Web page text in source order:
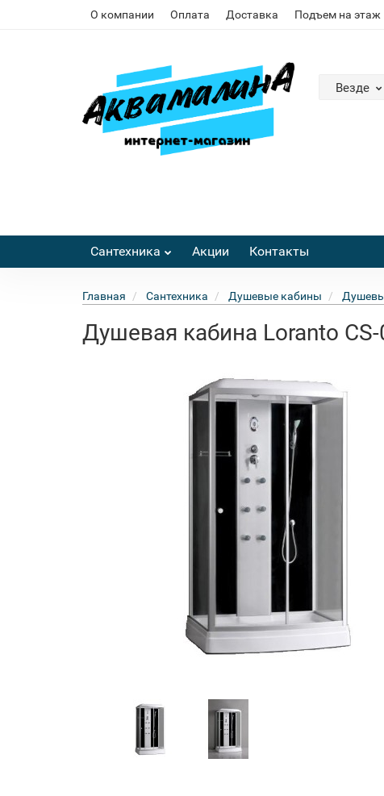
О компании Оплата Доставка Подъем на этаж
Везде
Сантехника Акции Контакты
Главная Сантехника Душевые кабины
Душевая кабина Loranto